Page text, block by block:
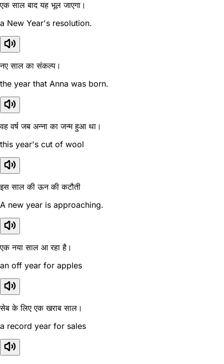
एक साल बाद यह भूल जाएगा।
a New Year's resolution.
नए साल का संकल्प।
the year that Anna was born.
वह वर्ष जब अन्ना का जन्म हुआ था।
this year's cut of wool
इस साल की ऊन की कटौती
A new year is approaching.
एक नया साल आ रहा है।
an off year for apples
सेब के लिए एक खराब साल।
a record year for sales